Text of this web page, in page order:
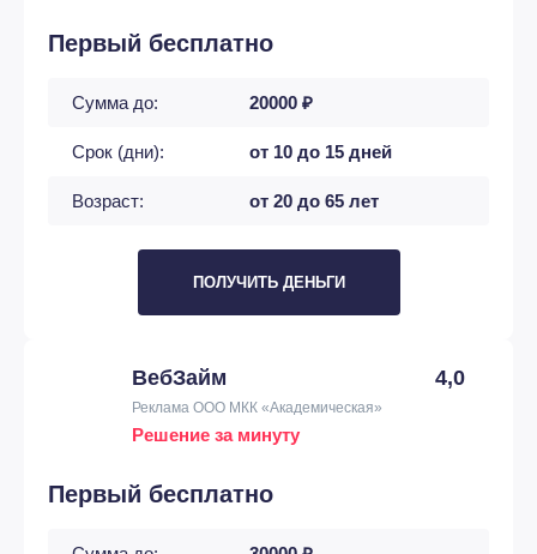
Первый бесплатно
Сумма до: 20000 ₽
Срок (дни): от 10 до 15 дней
Возраст: от 20 до 65 лет
ПОЛУЧИТЬ ДЕНЬГИ
ВебЗайм 4,0
Реклама ООО МКК «Академическая»
Решение за минуту
Первый бесплатно